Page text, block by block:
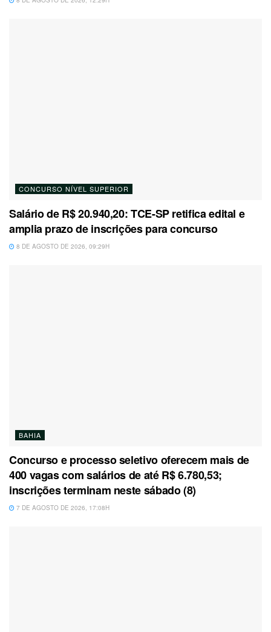
CONCURSO NÍVEL SUPERIOR
Salário de R$ 20.940,20: TCE-SP retifica edital e
amplia prazo de inscrições para concurso
8 DE AGOSTO DE 2026, 09:29H
BAHIA
Concurso e processo seletivo oferecem mais de
400 vagas com salários de até R$ 6.780,53;
inscrições terminam neste sábado (8)
7 DE AGOSTO DE 2026, 17:08H